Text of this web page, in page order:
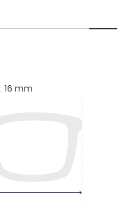
: 16 mm